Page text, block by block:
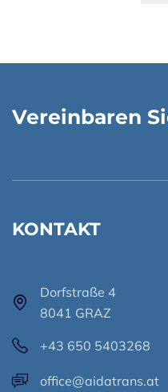
Vereinbaren
KONTAKT
Dorfstraße 4
8041 GRAZ
+43 650 5403268
office@aidatrans.at